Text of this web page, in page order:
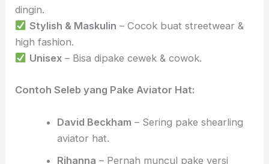
dingin.
Stylish & Maskulin – Cocok buat streetwear &
high fashion.
Unisex– Bisa dipake cewek & cowok.
Contoh Seleb yang Pake Aviator Hat:
David Beckham – Sering pake shearling
aviator hat.
Rihanna – Pernah muncul pake versi